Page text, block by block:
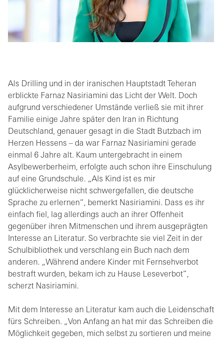
Als Drilling und in der iranischen Hauptstadt Teheran
erblickte Farnaz Nasiriamini das Licht der Welt. Doch
aufgrund verschiedener Umstände verließ sie mit ihrer
Familie einige Jahre später den Iran in Richtung
Deutschland, genauer gesagt in die Stadt Butzbach im
Herzen Hessens – da war Farnaz Nasiriamini gerade
einmal 6 Jahre alt. Kaum untergebracht in einem
Asylbewerberheim, erfolgte auch schon ihre Einschulung
auf eine Grundschule. „Als Kind ist es mir
glücklicherweise nicht schwergefallen, die deutsche
Sprache zu erlernen“, bemerkt Nasiriamini. Dass es ihr
einfach fiel, lag allerdings auch an ihrer Offenheit
gegenüber ihren Mitmenschen und ihrem ausgeprägten
Interesse an Literatur. So verbrachte sie viel Zeit in der
Schulbibliothek und verschlang ein Buch nach dem
anderen. „Während andere Kinder mit Fernsehverbot
bestraft wurden, bekam ich zu Hause Leseverbot“,
scherzt Nasiriamini.
Mit dem Interesse an Literatur kam auch die Leidenschaft
fürs Schreiben. „Von Anfang an hat mir das Schreiben die
Möglichkeit gegeben, mich selbst zu sortieren und meine